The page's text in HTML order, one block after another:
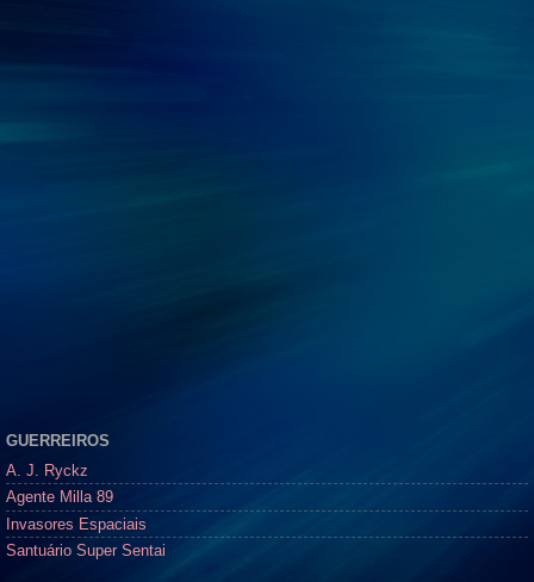
GUERREIROS
A. J. Ryckz
Agente Milla 89
Invasores Espaciais
Santuário Super Sentai